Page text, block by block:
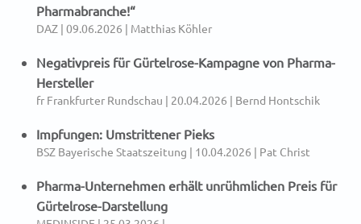
Pharmabranche!“
DAZ | 09.06.2026 | Matthias Köhler
Negativpreis für Gürtelrose-Kampagne von Pharma-
Hersteller
fr Frankfurter Rundschau | 20.04.2026 | Bernd Hontschik
Impfungen: Umstrittener Pieks
BSZ Bayerische Staatszeitung | 10.04.2026 | Pat Christ
Pharma-Unternehmen erhält unrühmlichen Preis für
Gürtelrose-Darstellung